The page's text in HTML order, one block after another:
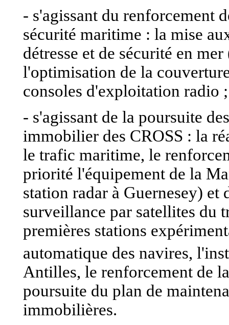
- s'agissant du renforcement
sécurité maritime : la mise
détresse et de sécurité en
l'optimisation de la
consoles d'exploitation radio ;
- s'agissant de la poursuite
immobilier des CROSS : la
le trafic maritime, le
priorité l'équipement de la
station radar à Guernesey)
surveillance par satellites du
premières stations
automatique des navires,
Antilles, le renforcement de
poursuite du plan de
immobilières.